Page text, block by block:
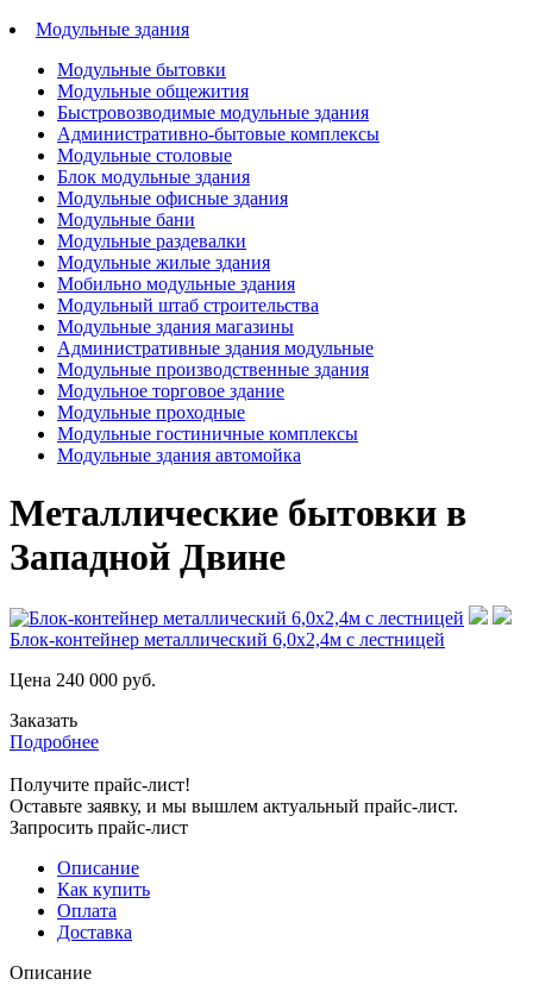
Модульные здания
Модульные бытовки
Модульные общежития
Быстровозводимые модульные здания
Административно-бытовые комплексы
Модульные столовые
Блок модульные здания
Модульные офисные здания
Модульные бани
Модульные раздевалки
Модульные жилые здания
Мобильно модульные здания
Модульный штаб строительства
Модульные здания магазины
Административные здания модульные
Модульные производственные здания
Модульное торговое здание
Модульные проходные
Модульные гостиничные комплексы
Модульные здания автомойка
Металлические бытовки в
Западной Двине
Блок-контейнер металлический 6,0х2,4м с лестницей
Цена 240 000 руб.
Заказать
Подробнее
Получите прайс-лист!
Оставьте заявку, и мы вышлем актуальный прайс-лист.
Запросить прайс-лист
Описание
Как купить
Оплата
Доставка
Описание